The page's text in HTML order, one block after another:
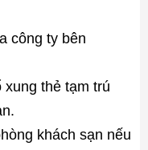
công ty bên
thẻ tạm trú
khách sạn nếu